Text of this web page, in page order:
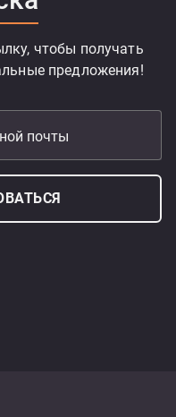
чтобы получать
предложения!
почты